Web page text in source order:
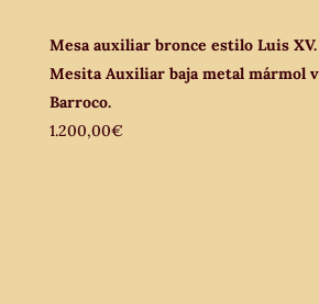
Mesa auxiliar bronce estilo Luis
Mesita Auxiliar baja metal mármol
Barroco.
1.200,00€